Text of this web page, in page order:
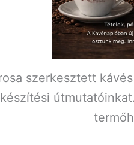
szerkesztett